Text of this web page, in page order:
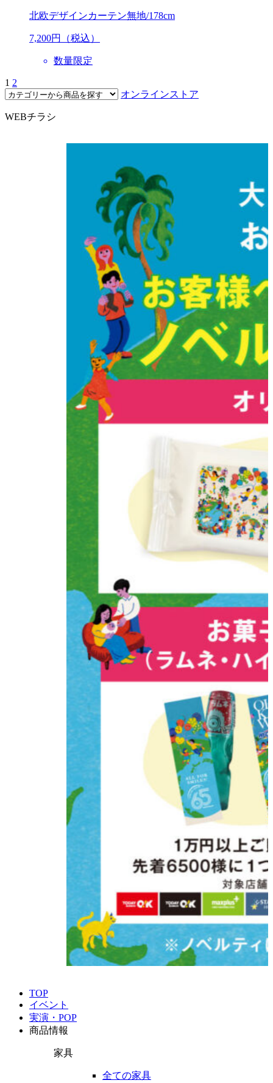
北欧デザインカーテン無地/178cm
7,200円（税込）
数量限定
1 2
オンラインストア
WEBチラシ
TOP
イベント
実演・POP
商品情報
家具
全ての家具